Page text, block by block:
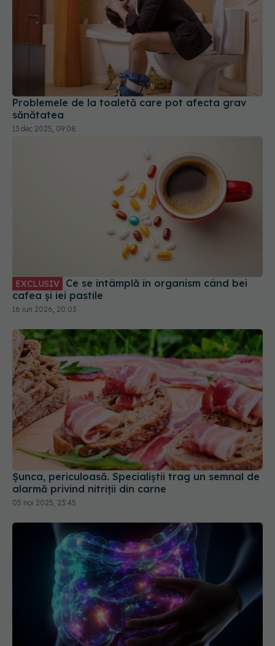
Problemele de la toaletă care pot afecta grav
sănătatea
13 dec 2025, 09:08
EXCLUSIV
cafea și iei pastile
16 iun 2026, 20:03
Șunca, periculoasă. Specialiștii trag un semnal de
alarmă privind nitriții din carne
05 noi 2025, 23:45